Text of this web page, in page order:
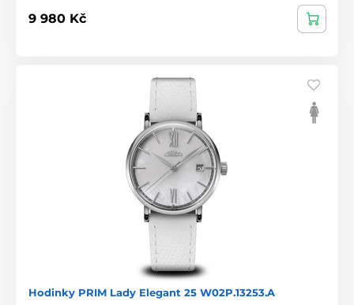
9 980 Kč
Hodinky PRIM Lady Elegant 25 W02P.13253.A